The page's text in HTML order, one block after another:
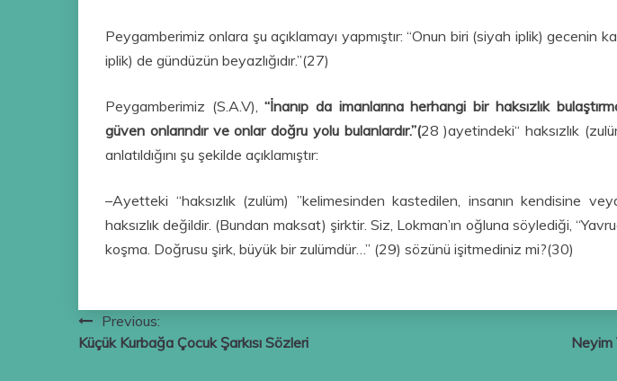
Peygamberimiz onlara şu açıklamayı yapmıştır: “Onun biri (siyah iplik) gecenin
iplik) de gündüzün beyazlığıdır.”(27)
Peygamberimiz (S.A.V),“İnanıp da imanlarına herhangi bir haksızlık
güven onlarındır ve onlar doğru yolu bulanlardır.”(28 )ayetindeki“ haksızlık
anlatıldığını şu şekilde açıklamıştır:
–Ayetteki “haksızlık (zulüm) ”kelimesinden kastedilen, insanın kendisine
haksızlık değildir. (Bundan maksat) şirktir. Siz, Lokman’ın oğluna söylediği,
koşma. Doğrusu şirk, büyük bir zulümdür…” (29) sözünü işitmediniz mi?(30)
Yazı
gezinmesi
Previous:
Küçük Kurbağa Çocuk Şarkısı Sözleri
Neyim